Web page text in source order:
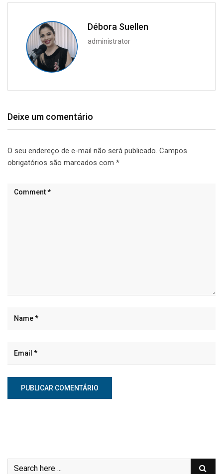
Débora Suellen
administrator
Deixe um comentário
O seu endereço de e-mail não será publicado. Campos
obrigatórios são marcados com *